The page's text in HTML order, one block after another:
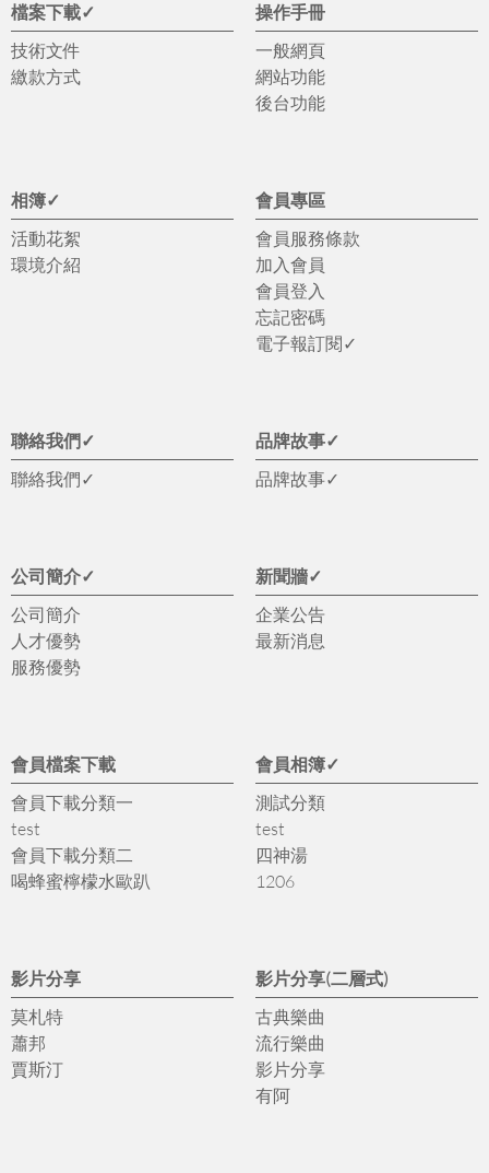
檔案下載✓
技術文件
繳款方式
操作手冊
一般網頁
網站功能
後台功能
相簿✓
活動花絮
環境介紹
會員專區
會員服務條款
加入會員
會員登入
忘記密碼
電子報訂閱✓
聯絡我們✓
聯絡我們✓
品牌故事✓
品牌故事✓
公司簡介✓
公司簡介
人才優勢
服務優勢
新聞牆✓
企業公告
最新消息
會員檔案下載
會員下載分類一
test
會員下載分類二
喝蜂蜜檸檬水歐趴
會員相簿✓
測試分類
test
四神湯
1206
影片分享
莫札特
蕭邦
賈斯汀
影片分享(二層式)
古典樂曲
流行樂曲
影片分享
有阿